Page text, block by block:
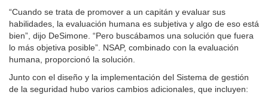
“Cuando se trata de promover a un capitán y evaluar sus
habilidades, la evaluación humana es subjetiva y algo de eso está
bien”, dijo DeSimone. “Pero buscábamos una solución que fuera
lo más objetiva posible”. NSAP, combinado con la evaluación
humana, proporcionó la solución.
Junto con el diseño y la implementación del Sistema de gestión
de la seguridad hubo varios cambios adicionales, que incluyen: